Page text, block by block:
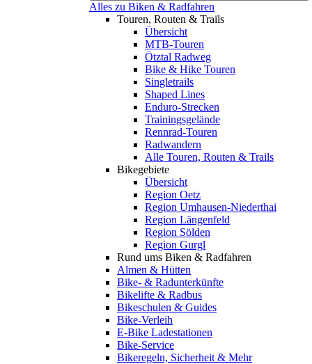
Alles zu Biken & Radfahren
Touren, Routen & Trails
Übersicht
MTB-Touren
Ötztal Radweg
Bike & Hike Touren
Singletrails
Shaped Lines
Enduro-Strecken
Trainingsgelände
Rennrad-Touren
Radwandern
Alle Touren, Routen & Trails
Bikegebiete
Übersicht
Region Oetz
Region Umhausen-Niederthai
Region Längenfeld
Region Sölden
Region Gurgl
Rund ums Biken & Radfahren
Almen & Hütten
Bike- & Radunterkünfte
Bikelifte & Radbus
Bikeschulen & Guides
Bike-Verleih
E-Bike Ladestationen
Bike-Service
Bikeregeln, Sicherheit & Mehr